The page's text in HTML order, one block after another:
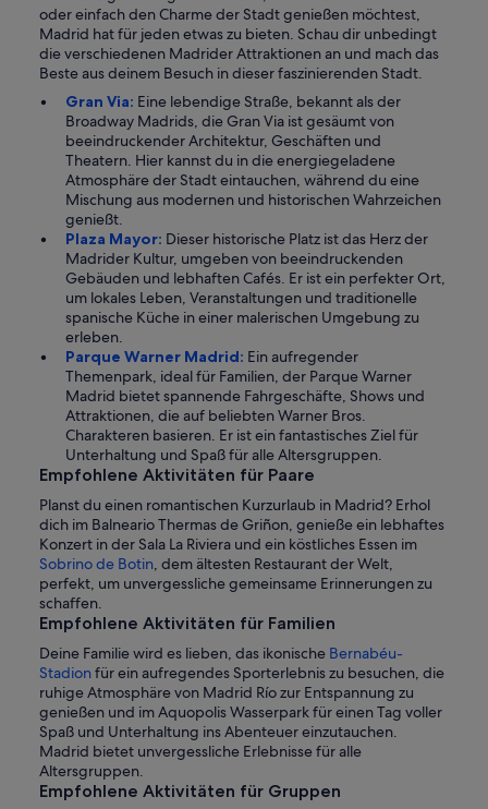
oder einfach den Charme der Stadt genießen möchtest,
Madrid hat für jeden etwas zu bieten. Schau dir unbedingt
die verschiedenen Madrider Attraktionen an und mach das
Beste aus deinem Besuch in dieser faszinierenden Stadt.
Gran Via: Eine lebendige Straße, bekannt als der
Broadway Madrids, die Gran Via ist gesäumt von
beeindruckender Architektur, Geschäften und
Theatern. Hier kannst du in die energiegeladene
Atmosphäre der Stadt eintauchen, während du eine
Mischung aus modernen und historischen Wahrzeichen
genießt.
Plaza Mayor: Dieser historische Platz ist das Herz der
Madrider Kultur, umgeben von beeindruckenden
Gebäuden und lebhaften Cafés. Er ist ein perfekter Ort,
um lokales Leben, Veranstaltungen und traditionelle
spanische Küche in einer malerischen Umgebung zu
erleben.
Parque Warner Madrid: Ein aufregender
Themenpark, ideal für Familien, der Parque Warner
Madrid bietet spannende Fahrgeschäfte, Shows und
Attraktionen, die auf beliebten Warner Bros.
Charakteren basieren. Er ist ein fantastisches Ziel für
Unterhaltung und Spaß für alle Altersgruppen.
Empfohlene Aktivitäten für Paare
Planst du einen romantischen Kurzurlaub in Madrid? Erhol
dich im Balneario Thermas de Griñon, genieße ein lebhaftes
Konzert in der Sala La Riviera und ein köstliches Essen im
Sobrino de Botin, dem ältesten Restaurant der Welt,
perfekt, um unvergessliche gemeinsame Erinnerungen zu
schaffen.
Empfohlene Aktivitäten für Familien
Deine Familie wird es lieben, das ikonische Bernabéu-
Stadionfür ein aufregendes Sporterlebnis zu besuchen, die
ruhige Atmosphäre von Madrid Río zur Entspannung zu
genießen und im Aquopolis Wasserpark für einen Tag voller
Spaß und Unterhaltung ins Abenteuer einzutauchen.
Madrid bietet unvergessliche Erlebnisse für alle
Altersgruppen.
Empfohlene Aktivitäten für Gruppen